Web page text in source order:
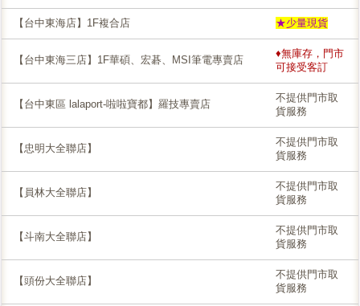
【台中東海店】1F複合店 ★少量現貨
【台中東海三店】1F華碩、宏碁、MSI筆電專賣店
♦無庫存，門市
可接受客訂
【台中東區 lalaport-啦啦寶都】羅技專賣店
不提供門市取
貨服務
【忠明大全聯店】
不提供門市取
貨服務
【員林大全聯店】
不提供門市取
貨服務
【斗南大全聯店】
不提供門市取
貨服務
【頭份大全聯店】
不提供門市取
貨服務